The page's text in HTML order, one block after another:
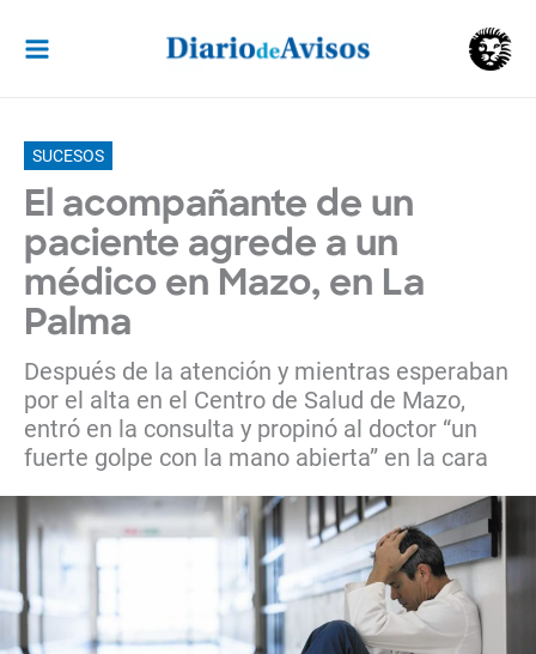
contenido
SUCESOS
El acompañante de un
paciente agrede a un
médico en Mazo, en La
Palma
Después de la atención y mientras esperaban
por el alta en el Centro de Salud de Mazo,
entró en la consulta y propinó al doctor “un
fuerte golpe con la mano abierta” en la cara